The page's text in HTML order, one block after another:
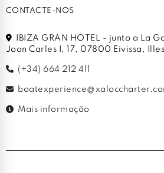
CONTACTE-NOS
IBIZA GRAN HOTEL - junto a La
Joan Carles I, 17, 07800 Eivissa,
(+34) 664 212 411
Mais informação